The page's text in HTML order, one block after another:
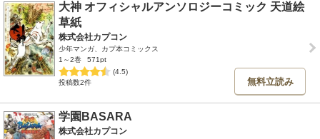
大神 オフィシャルアンソロジーコミック 天道絵
草紙
株式会社カプコン
少年マンガ、カプ本コミックス
1～2巻
571pt
(4.5)
投稿数2件
無料立読み
学園BASARA
株式会社カプコン